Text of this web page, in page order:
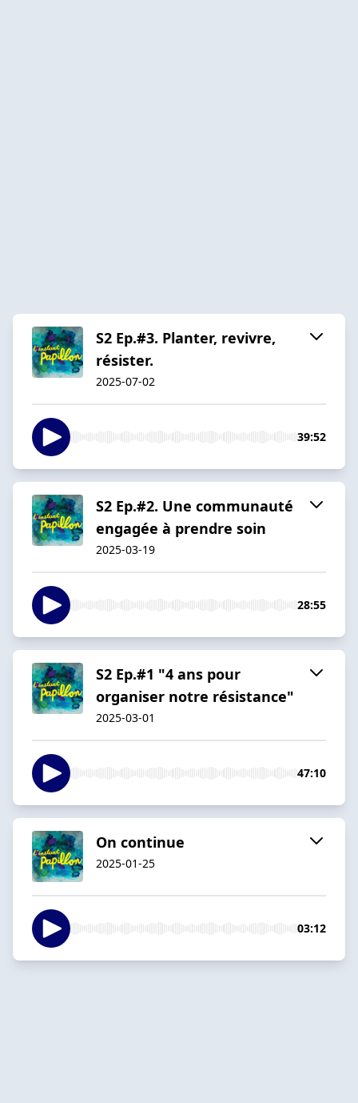
S2 Ep.#3. Planter, revivre,
résister.
2025-07-02
39:52
S2 Ep.#2. Une communauté
engagée à prendre soin
2025-03-19
28:55
S2 Ep.#1 "4 ans pour
organiser notre résistance"
2025-03-01
47:10
On continue
2025-01-25
03:12